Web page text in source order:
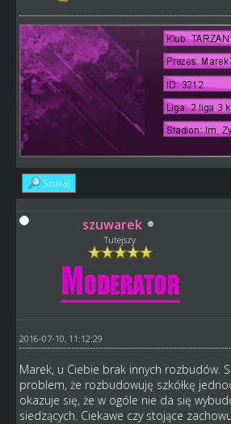
Szukaj
szuwarek
Tutejszy
2016-07-10, 11:12:29
Marek, u Ciebie brak innych rozbudów.
problem, że rozbudowuję szkółkę
okazuje się, że w ogóle nie da się
siedzących. Ciekawe czy stojące